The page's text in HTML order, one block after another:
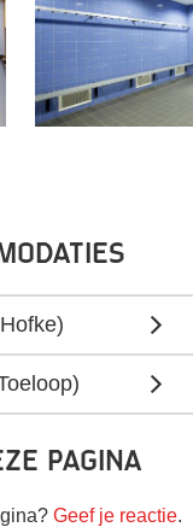
pagina
Geef je reactie.